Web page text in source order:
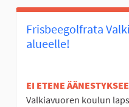
Frisbeegolfrata
alueelle!
EI ETENE
Valkiavuoren koulun